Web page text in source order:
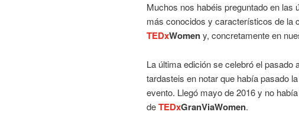
Muchos nos habéis preguntado en
más conocidos y característicos de la
TEDxWomeny, concretamente en
La última edición se celebró el
tardasteis en notar que había pasado
evento. Llegó mayo de 2016 y no
deTEDxGranViaWomen.